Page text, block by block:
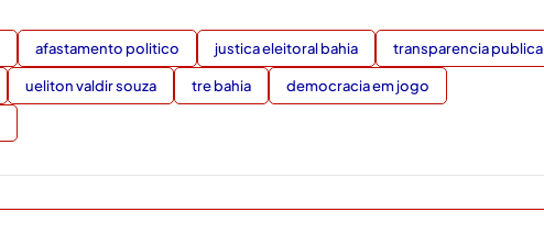
afastamento politico justica eleitoral bahia transparencia publica
ueliton valdir souza tre bahia democracia em jogo